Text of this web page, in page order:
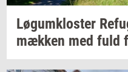
Løgum­klo­ster
mæk­ken med fuld